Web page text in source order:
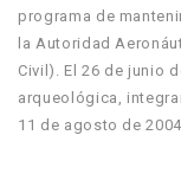
programa de
la Autoridad
Civil). El 26 de junio
arqueológica,
11 de agosto de